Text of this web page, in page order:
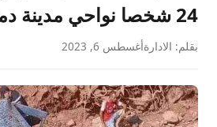
24 شخصا نواحي مدينة دمنات
بقلم: الادارةأغسطس 6, 2023